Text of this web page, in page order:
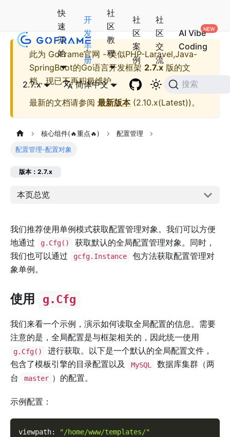
快
速
开
始
开
发
手
册
社
区
教
程
社
区
案
例
社
区
交
流
AI Vibe
Coding
2.7.x 简体中文 搜索
此为 GoFrame官网 - 类似PHP-Laravel,Java-
SpringBoot的Go语言开发框架 2.7.x 版的文
档，现已不再积极维护。
最新的文档请参阅 最新版本(2.10.x(Latest))。
核心组件(🔥重点🔥) 配置管理
配置管理-配置对象
版本：2.7.x
本页总览
我们推荐使用单例模式获取配置管理对象。我们可以方便
地通过
g.Cfg()
获取默认的全局配置管理对象。同时，
我们也可以通过
gcfg.Instance
包方法获取配置管理对
象单例。
使用 g.Cfg
我们来看一个示例，演示如何读取全局配置的信息。需要
注意的是，全局配置是与框架相关的，因此统一使用
g.Cfg()
进行获取。以下是一个默认的全局配置文件，
包含了模板引擎的目录配置以及
MySQL
数据库集群（两
台
master ）的配置。
示例配置：
viewpath:
"/home/www/templates/"